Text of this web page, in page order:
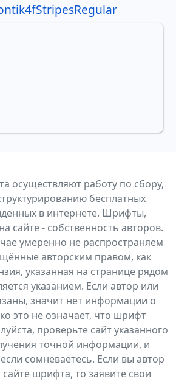
осуществляют работу по сбору,
бесплатных
в интернете. Шрифты,
сайте - собственность авторов.
умеренно не распространяем
авторским правом, как
указанная на странице рядом
указанием. Если автор или
значит нет информации о
это не означает, что шрифт
проверьте сайт указанного
точной информации, и
сомневаетесь. Если вы автор
шрифта, то заявите свои